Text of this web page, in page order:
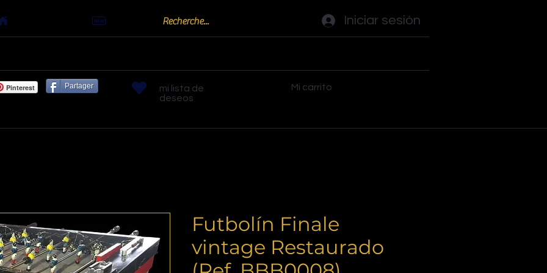
Iniciar sesión
Pinterest Partager
mi lista de
deseos
Mi carrito
Futbolín Finale
vintage Restaurado